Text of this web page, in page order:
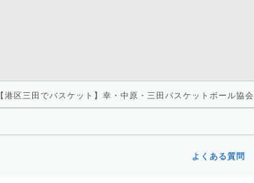
【港区三田でバスケット】幸・中原・三田バスケットボール協会
よくある質問